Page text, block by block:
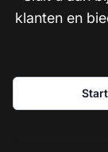
klanten en